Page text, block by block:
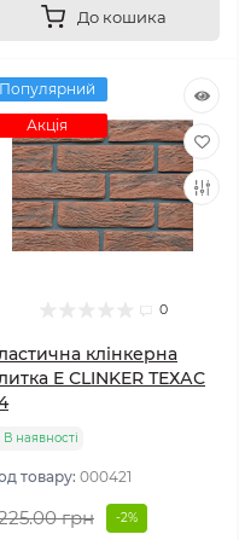
До кошика
Популярний
Акція
0
клінкерна
E СLINKER ТЕХАС
В наявності
товару: 000421
грн -2%